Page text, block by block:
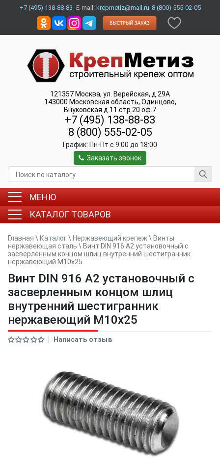
+7 (495) 138-88-83 E-mail: krepmetiz@mail.ru 8 (800) 555-02-05
121357 Москва, ул. Верейская, д.29А
143000 Московская область, Одинцово,
Внуковская д.11 стр.20 оф.7
+7 (495) 138-88-83
8 (800) 555-02-05
График: Пн-Пт c 9:00 до 18:00
Заказать звонок
МЕНЮ
КАТАЛОГ ТОВАРОВ
Главная \ Каталог\ Нержавеющий крепеж \ Винты
нержавеющая сталь \ Винт DIN 916 А2 установочный с
засверленным концом шлиц внутренний шестигранник
нержавеющий M10x25
Винт DIN 916 А2 установочный с
засверленным концом шлиц
внутренний шестигранник
нержавеющий M10x25
Написать отзыв